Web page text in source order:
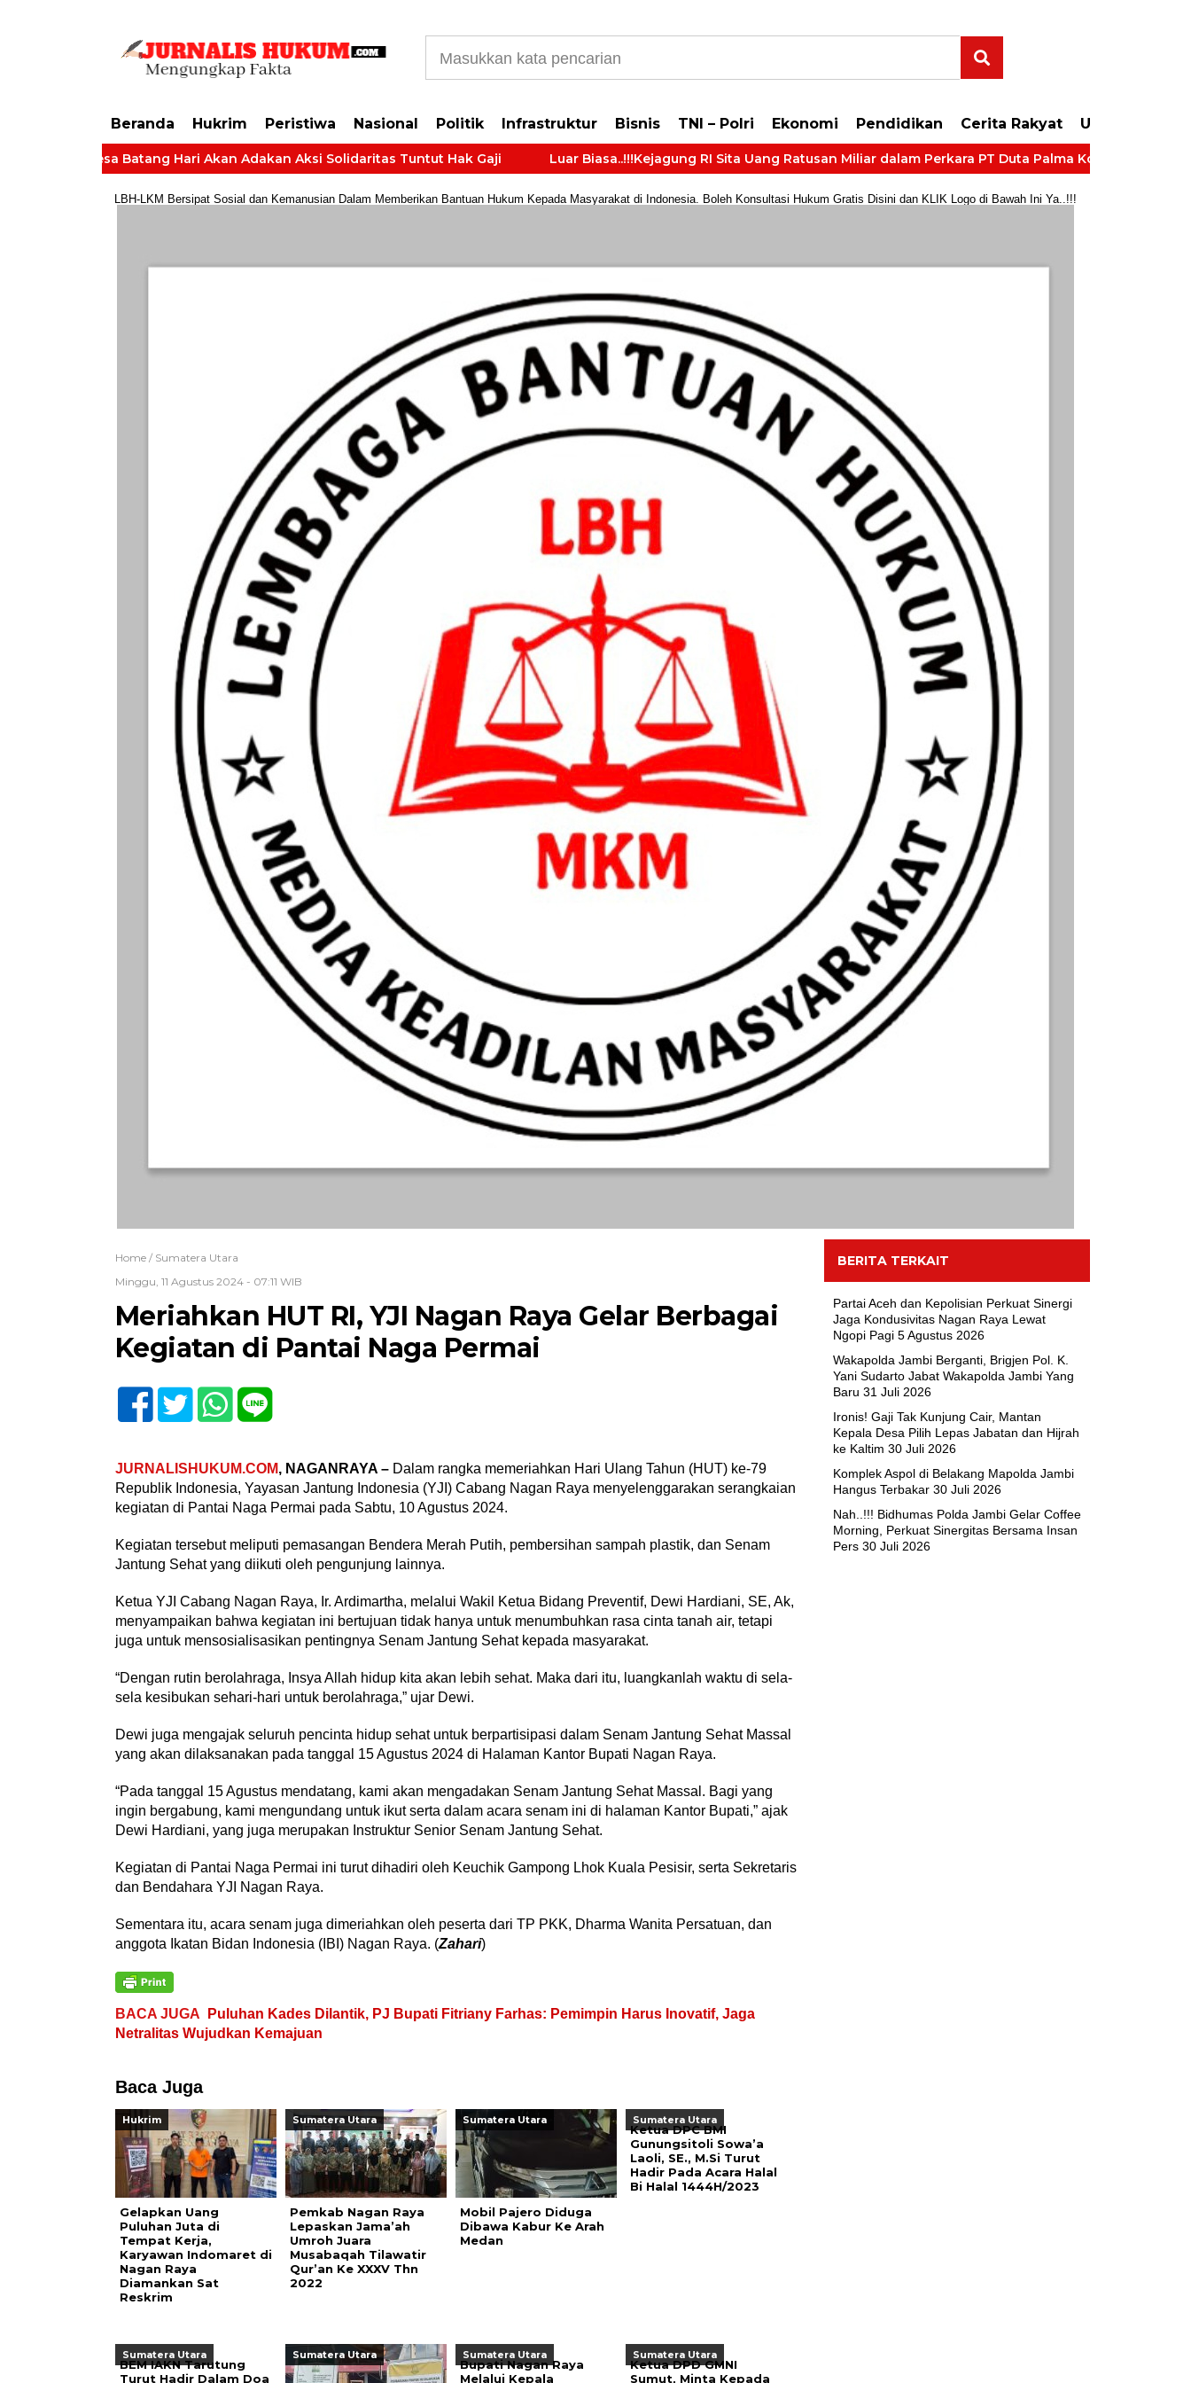
Beranda Hukrim Peristiwa Nasional Politik Infrastruktur Bisnis TNI – Polri Ekonomi Pendidikan Cerita Rakyat
Desa Batang Hari Akan Adakan Aksi Solidaritas Tuntut Hak Gaji Luar Biasa..!!!Kejagung RI Sita Uang Ratusan Miliar dalam Perkara PT Duta Palma Korporasi
LBH-LKM Bersipat Sosial dan Kemanusian Dalam Memberikan Bantuan Hukum Kepada Masyarakat di Indonesia. Boleh Konsultasi Hukum Gratis Disini dan KLIK Logo di Bawah Ini Ya..!!!
Home / Sumatera Utara
Minggu, 11 Agustus 2024 - 07:11 WIB
Meriahkan HUT RI, YJI Nagan Raya Gelar Berbagai
Kegiatan di Pantai Naga Permai
JURNALISHUKUM.COM, NAGANRAYA –Dalam rangka memeriahkan Hari Ulang Tahun (HUT) ke-79
Republik Indonesia, Yayasan Jantung Indonesia (YJI) Cabang Nagan Raya menyelenggarakan serangkaian
kegiatan di Pantai Naga Permai pada Sabtu, 10 Agustus 2024.
Kegiatan tersebut meliputi pemasangan Bendera Merah Putih, pembersihan sampah plastik, dan Senam
Jantung Sehat yang diikuti oleh pengunjung lainnya.
Ketua YJI Cabang Nagan Raya, Ir. Ardimartha, melalui Wakil Ketua Bidang Preventif, Dewi Hardiani, SE, Ak,
menyampaikan bahwa kegiatan ini bertujuan tidak hanya untuk menumbuhkan rasa cinta tanah air, tetapi
juga untuk mensosialisasikan pentingnya Senam Jantung Sehat kepada masyarakat.
“Dengan rutin berolahraga, Insya Allah hidup kita akan lebih sehat. Maka dari itu, luangkanlah waktu di sela-
sela kesibukan sehari-hari untuk berolahraga,” ujar Dewi.
Dewi juga mengajak seluruh pencinta hidup sehat untuk berpartisipasi dalam Senam Jantung Sehat Massal
yang akan dilaksanakan pada tanggal 15 Agustus 2024 di Halaman Kantor Bupati Nagan Raya.
“Pada tanggal 15 Agustus mendatang, kami akan mengadakan Senam Jantung Sehat Massal. Bagi yang
ingin bergabung, kami mengundang untuk ikut serta dalam acara senam ini di halaman Kantor Bupati,” ajak
Dewi Hardiani, yang juga merupakan Instruktur Senior Senam Jantung Sehat.
Kegiatan di Pantai Naga Permai ini turut dihadiri oleh Keuchik Gampong Lhok Kuala Pesisir, serta Sekretaris
dan Bendahara YJI Nagan Raya.
Sementara itu, acara senam juga dimeriahkan oleh peserta dari TP PKK, Dharma Wanita Persatuan, dan
anggota Ikatan Bidan Indonesia (IBI) Nagan Raya. (Zahari)
BACA JUGA
Puluhan Kades Dilantik, PJ Bupati Fitriany Farhas: Pemimpin Harus Inovatif, Jaga
Netralitas Wujudkan Kemajuan
Baca Juga
Hukrim
Gelapkan Uang
Puluhan Juta di
Tempat Kerja,
Karyawan Indomaret di
Nagan Raya
Diamankan Sat
Reskrim
Sumatera Utara
Pemkab Nagan Raya
Lepaskan Jama’ah
Umroh Juara
Musabaqah Tilawatir
Qur’an Ke XXXV Thn
2022
Sumatera Utara
Mobil Pajero Diduga
Dibawa Kabur Ke Arah
Medan
Sumatera Utara
Ketua DPC BMI
Gunungsitoli Sowa’a
Laoli, SE., M.Si Turut
Hadir Pada Acara Halal
Bi Halal 1444H/2023
Sumatera Utara
BEM IAKN Tarutung
Turut Hadir Dalam Doa
Sumatera Utara Sumatera Utara
Bupati Nagan Raya
Melalui Kepala
Sumatera Utara
Ketua DPD GMNI
Sumut, Minta Kepada
BERITA TERKAIT
Partai Aceh dan Kepolisian Perkuat Sinergi
Jaga Kondusivitas Nagan Raya Lewat
Ngopi Pagi 5 Agustus 2026
Wakapolda Jambi Berganti, Brigjen Pol. K.
Yani Sudarto Jabat Wakapolda Jambi Yang
Baru 31 Juli 2026
Ironis! Gaji Tak Kunjung Cair, Mantan
Kepala Desa Pilih Lepas Jabatan dan Hijrah
ke Kaltim 30 Juli 2026
Komplek Aspol di Belakang Mapolda Jambi
Hangus Terbakar 30 Juli 2026
Nah..!!! Bidhumas Polda Jambi Gelar Coffee
Morning, Perkuat Sinergitas Bersama Insan
Pers 30 Juli 2026